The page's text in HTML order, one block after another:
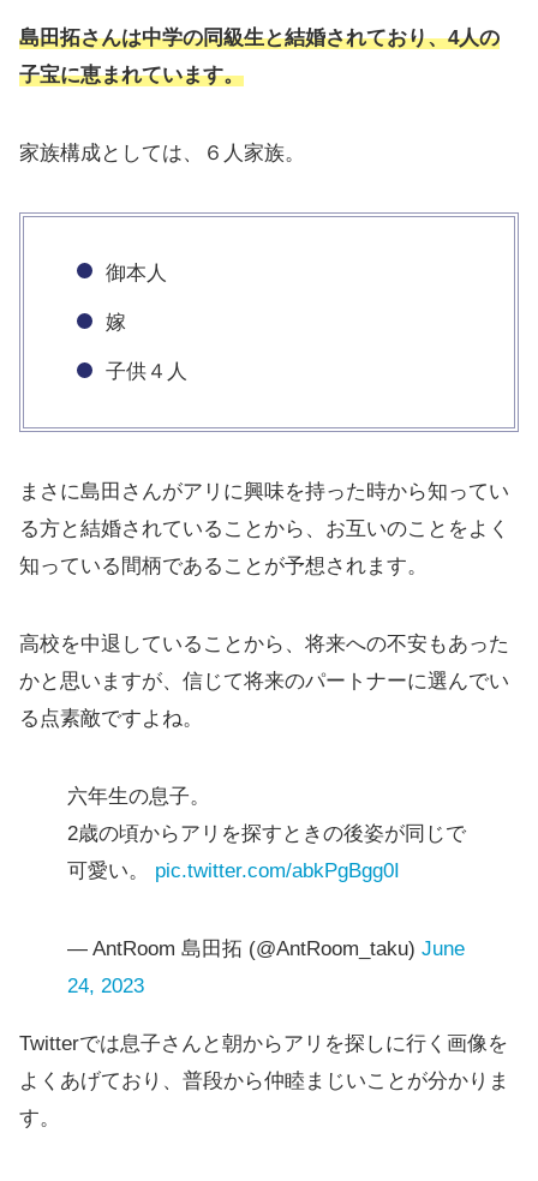
島田拓さんは中学の同級生と結婚されており、4人の
子宝に恵まれています。
家族構成としては、６人家族。
御本人
嫁
子供４人
まさに島田さんがアリに興味を持った時から知ってい
る方と結婚されていることから、お互いのことをよく
知っている間柄であることが予想されます。
高校を中退していることから、将来への不安もあった
かと思いますが、信じて将来のパートナーに選んでい
る点素敵ですよね。
六年生の息子。
2歳の頃からアリを探すときの後姿が同じで
可愛い。 pic.twitter.com/abkPgBgg0I
— AntRoom 島田拓 (@AntRoom_taku) June
24, 2023
Twitterでは息子さんと朝からアリを探しに行く画像を
よくあげており、普段から仲睦まじいことが分かりま
す。